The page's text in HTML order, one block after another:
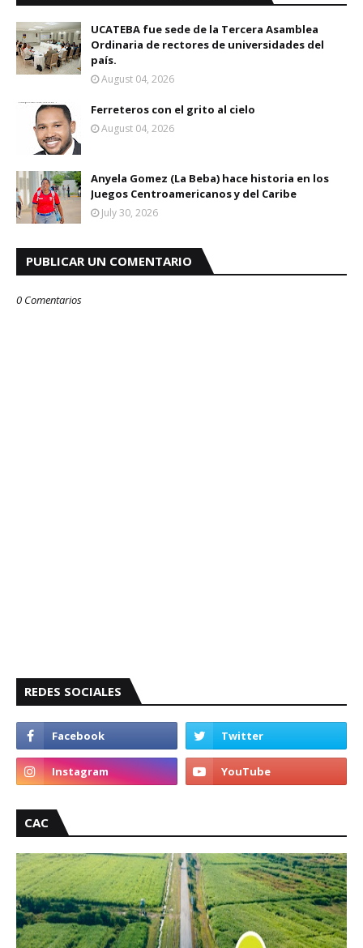
UCATEBA fue sede de la Tercera Asamblea
Ordinaria de rectores de universidades del
país.
August 04, 2026
Ferreteros con el grito al cielo
August 04, 2026
Anyela Gomez (La Beba) hace historia en los
Juegos Centroamericanos y del Caribe
July 30, 2026
PUBLICAR UN COMENTARIO
0 Comentarios
REDES SOCIALES
CAC